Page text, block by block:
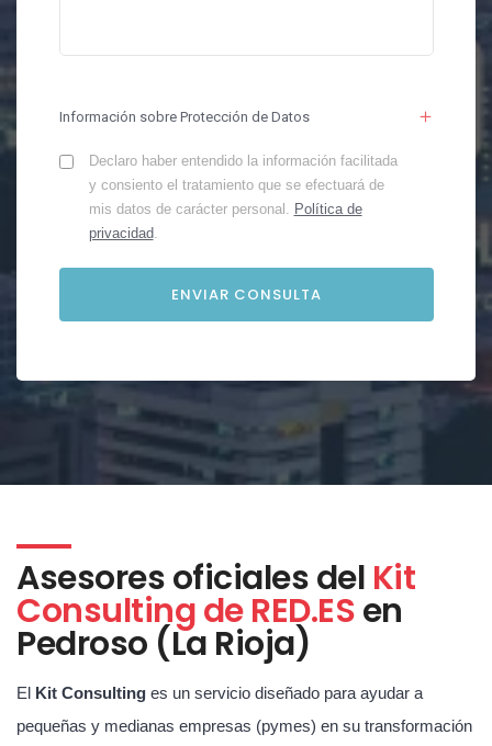
Información sobre Protección de Datos
Declaro haber entendido la información facilitada
y consiento el tratamiento que se efectuará de
mis datos de carácter personal. Política de
privacidad.
Asesores oficiales del Kit
Consulting de RED.ESen
Pedroso (La Rioja)
El Kit Consulting es un servicio diseñado para ayudar a
pequeñas y medianas empresas (pymes) en su transformación